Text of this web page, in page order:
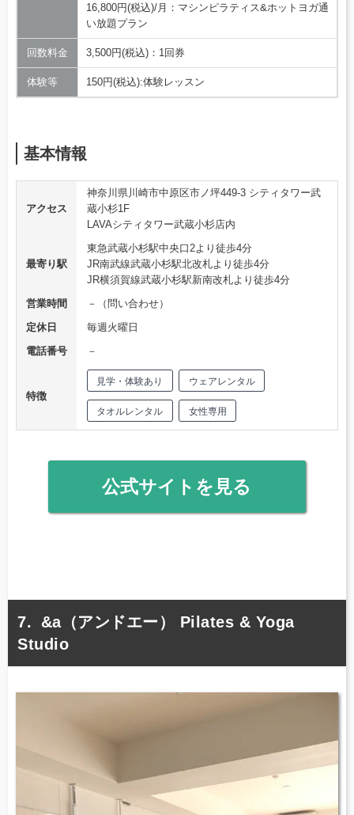
16,800円(税込)/月：マシンピラティス&ホットヨガ通
い放題プラン
回数料金 3,500円(税込)：1回券
体験等 150円(税込):体験レッスン
基本情報
アクセス
神奈川県川崎市中原区市ノ坪449-3 シティタワー武
蔵小杉1F
LAVAシティタワー武蔵小杉店内
最寄り駅
東急武蔵小杉駅中央口2より徒歩4分
JR南武線武蔵小杉駅北改札より徒歩4分
JR横須賀線武蔵小杉駅新南改札より徒歩4分
営業時間
－（問い合わせ）
定休日
毎週火曜日
電話番号
－
特徴
見学・体験あり ウェアレンタル
タオルレンタル 女性専用
公式サイトを見る
&a（アンドエー） Pilates & Yoga
Studio